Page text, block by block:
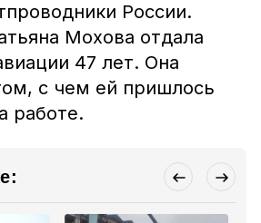
России.
Мохова отдала
47 лет. Она
с чем ей пришлось
работе.